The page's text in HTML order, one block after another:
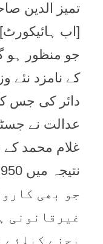
تميز الدين
[اب
جو منظور ہو
کے نامزد نئے
عدالت نے
غلام محمد
جو بھی
غيرقانونی
بچنے کيلئے